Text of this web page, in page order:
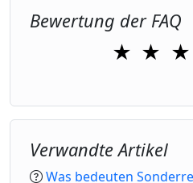
Bewertung der FAQ
★ ★
2
★
Verwandte Artikel
Was bedeuten